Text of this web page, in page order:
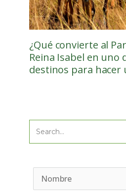
¿Qué convierte al
Reina Isabel en uno
destinos para hacer
Search